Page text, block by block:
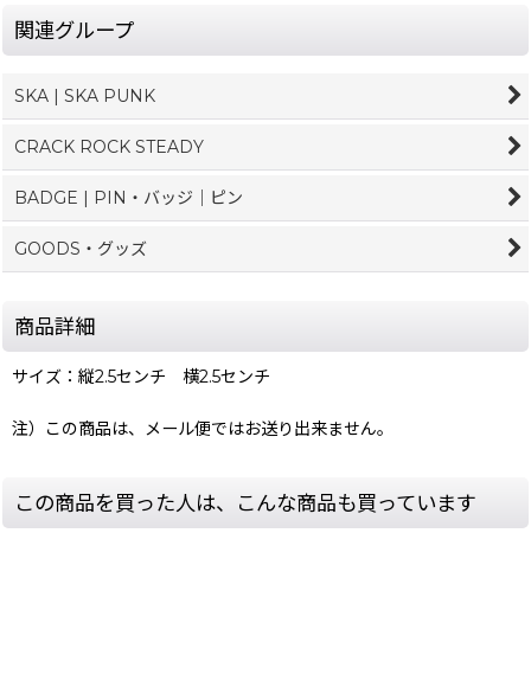
関連グループ
SKA | SKA PUNK
CRACK ROCK STEADY
BADGE | PIN・バッジ｜ピン
GOODS・グッズ
商品詳細
サイズ：縦2.5センチ 横2.5センチ
注）この商品は、メール便ではお送り出来ません。
この商品を買った人は、こんな商品も買っています